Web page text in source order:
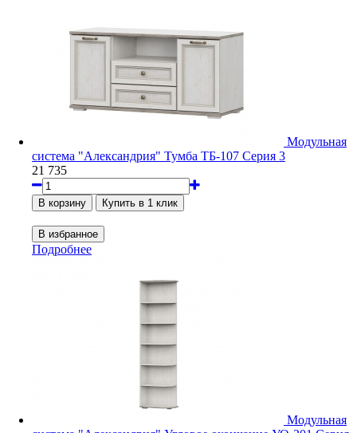
Модульная
система "Александрия" Тумба ТБ-107 Серия 3
21 735
Подробнее
Модульная